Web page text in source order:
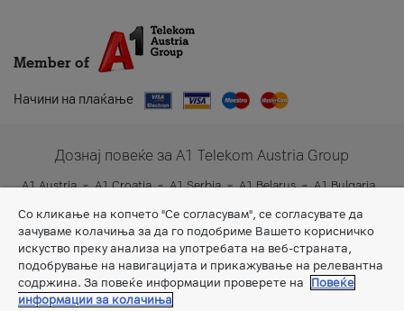
Member of
Начини на плаќање
Дознај повеќе за A1 Telekom Austria Group
A1 Austria A1 Croatia A1 Serbia A1 Belarus
A1 Bulgaria
A1 Slovenia
A1 Digital
Со кликање на копчето "Се согласувам", се согласувате да
зачуваме колачиња за да го подобриме Вашето корисничко
искуство преку анализа на употребата на веб-страната,
подобрување на навигацијата и прикажување на релевантна
содржина. За повеќе информации проверете на
Повеќе
информации за колачиња